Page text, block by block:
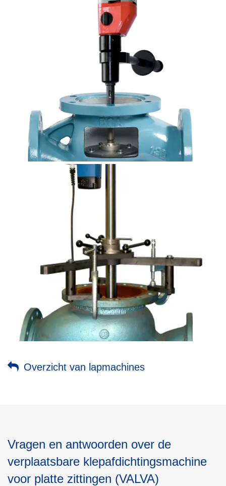
Overzicht van lapmachines
Vragen en antwoorden over de
verplaatsbare klepafdichtingsmachine
voor platte zittingen (VALVA)